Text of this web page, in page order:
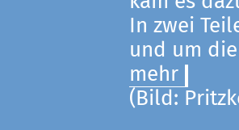
In zwei
und um
mehr
(Bild: